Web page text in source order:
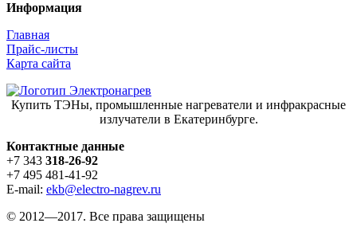
Информация
Главная
Прайс-листы
Карта сайта
Купить ТЭНы, промышленные нагреватели и инфракрасные
излучатели в Екатеринбурге.
Контактные данные
+7 343 318-26-92
+7 495 481-41-92
E-mail: ekb@electro-nagrev.ru
© 2012—2017. Все права защищены